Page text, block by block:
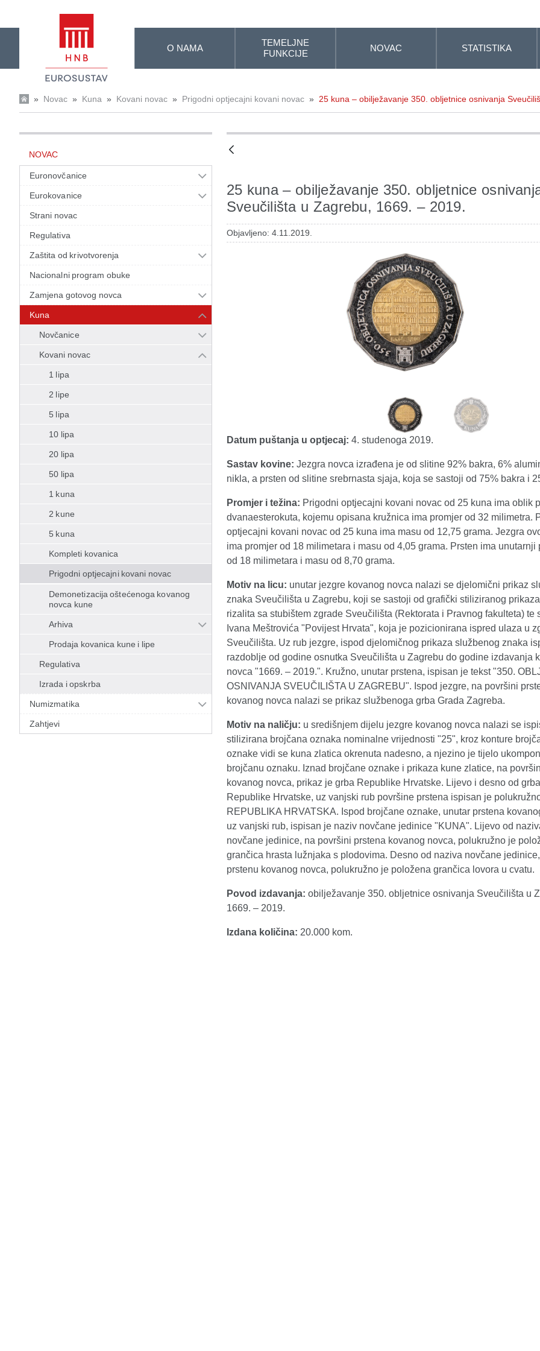
O NAMA
TEMELJNE
FUNKCIJE
NOVAC STATISTIKA
» Novac » Kuna » Kovani novac » Prigodni optjecajni kovani novac » 25 kuna – obilježavanje 350. obljetnice osnivanja
NOVAC
Euronovčanice
Eurokovanice
Strani novac
Regulativa
Zaštita od krivotvorenja
Nacionalni program obuke
Zamjena gotovog novca
Kuna
Novčanice
Kovani novac
1 lipa
2 lipe
5 lipa
10 lipa
20 lipa
50 lipa
1 kuna
2 kune
5 kuna
Kompleti kovanica
Prigodni optjecajni kovani novac
Demonetizacija oštećenoga kovanog
novca kune
Arhiva
Prodaja kovanica kune i lipe
Regulativa
Izrada i opskrba
Numizmatika
Zahtjevi
25 kuna – obilježavanje 350. obljetnice
Sveučilišta u Zagrebu, 1669. – 2019.
Objavljeno: 4.11.2019.
Datum puštanja u optjecaj: 4. studenoga 2019.
Sastav kovine: Jezgra novca izrađena je od slitine 92% bakra, 6%
nikla, a prsten od slitine srebrnasta sjaja, koja se sastoji od 75% bakra i
Promjer i težina: Prigodni optjecajni kovani novac od 25 kuna ima oblik
dvanaesterokuta, kojemu opisana kružnica ima promjer od 32 milimetra.
optjecajni kovani novac od 25 kuna ima masu od 12,75 grama. Jezgra
ima promjer od 18 milimetara i masu od 4,05 grama. Prsten ima unutarnji
od 18 milimetara i masu od 8,70 grama.
Motiv na licu: unutar jezgre kovanog novca nalazi se djelomični prikaz
znaka Sveučilišta u Zagrebu, koji se sastoji od grafički stiliziranog
rizalita sa stubištem zgrade Sveučilišta (Rektorata i Pravnog fakulteta) te
Ivana Meštrovića "Povijest Hrvata", koja je pozicionirana ispred ulaza u
Sveučilišta. Uz rub jezgre, ispod djelomičnog prikaza službenog znaka
razdoblje od godine osnutka Sveučilišta u Zagrebu do godine izdavanja
novca "1669. – 2019.". Kružno, unutar prstena, ispisan je tekst "350.
OSNIVANJA SVEUČILIŠTA U ZAGREBU". Ispod jezgre, na površini
kovanog novca nalazi se prikaz službenoga grba Grada Zagreba.
Motiv na naličju: u središnjem dijelu jezgre kovanog novca nalazi se
stilizirana brojčana oznaka nominalne vrijednosti "25", kroz konture
oznake vidi se kuna zlatica okrenuta nadesno, a njezino je tijelo
brojčanu oznaku. Iznad brojčane oznake i prikaza kune zlatice, na
kovanog novca, prikaz je grba Republike Hrvatske. Lijevo i desno od grba
Republike Hrvatske, uz vanjski rub površine prstena ispisan je
REPUBLIKA HRVATSKA. Ispod brojčane oznake, unutar prstena
uz vanjski rub, ispisan je naziv novčane jedinice "KUNA". Lijevo od
novčane jedinice, na površini prstena kovanog novca, polukružno je
grančica hrasta lužnjaka s plodovima. Desno od naziva novčane
prstenu kovanog novca, polukružno je položena grančica lovora u cvatu.
Povod izdavanja: obilježavanje 350. obljetnice osnivanja Sveučilišta u
1669. – 2019.
Izdana količina: 20.000 kom.